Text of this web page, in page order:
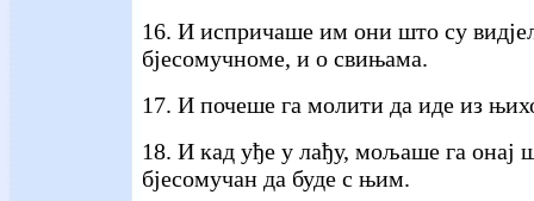
16. И испричаше им они што су
бјесомучноме, и о свињама.
17. И почеше га молити да иде из
18. И кад уђе у лађу, мољаше га онај
бјесомучан да буде с њим.